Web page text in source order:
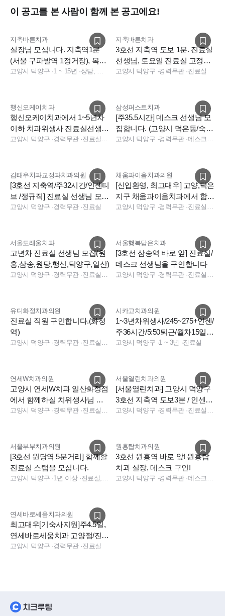
안녕하세요~
정성치과’입니다.
기존 장기근속하신 선생님께서 타지역으로 이사가시게되어 인
원충원하려고 합니다.
원하시는 근무조건이나 연봉은, 입사 시 충분히 협의 가능하
상 가능 합니다.
오래오래 같이 지내고 싶은 만큼, 그에 걸 맞는 대우를 해드리겠
습니다. ^^
-진료실 1
■복지
- 입사 첫해 연차 14일 보장해드립니다.(다음해 15일 지급)
- 진료외의 로딩을 최대한으로 줄이기위해 청소이모님,소독이
모님 동시근무를 시행하고있습니다.
- 4대보험 + 퇴직연금 가입 + 근로기준법상 연차보장(첫해부터
14일보장)
주실경우 오버타임 수당(분단위계산) 지급하고있습니다.
- 근무시 점심식비는 제공되며, 야간근무 주1회석식 제공 합니
다.
- 1년차시 청년내일채움공제 가능합니다.
- 직원휴게실만 원장실과 떨어져서 ^^ 따로 매우 넓게 구비되어
있고, 정수기,전자렌지,냉장고, 공기청정기 및 개인별 큰락
커 등 제공합니다. (간식비별도지원되서 같이 안에서 맛있는
거 시켜드세요~)
방이 따로설치되어있어, 휴게시간에 누워서 편히 쉬실 수 있습
니다.
- 차량 출퇴근시 주차 가능 (현재 같은 건물 지하B1에 주차하
고 4층으로 바로 출근가능합니다.)
한날을 같이 축하하고 오래오래 지원해드리고싶습니다. ^^
- 우수직원 포상 및 장기근속자 포상은 확실하게해드리겠습니
다.
- 본인 및 직계가족, 지인 진료비 팍팍 지원해드리니 부담없
- 전자차트(덴트웹사용)
이 공고를 본 사람이 함께 본 공고에요!
지축바른치과
실장님 모십니다. 지축역1분
(서울 구파발역 1정거장), 복지
비3000만(+인센)
고양시 덕양구 ·1 ~ 15년 · 상담, 실장, 보험청구, 데스크, 총괄실장
지축바른치과
3호선 지축역 도보 1분. 진료실
선생님, 토요일 진료실 고정알
바선생님 구인합니다.
고양시 덕양구 ·경력무관·진료실
행신오케이치과
행신오케이치과에서 1~5년차
이하 치과위생사 진료실선생님
을 모십니다~주5일 야간없
고양시 덕양구 ·경력무관· 진료실, 수술실, 소독실, 보험청구
삼성퍼스트치과
[주35.5시간] 데스크 선생님 모
집합니다. (고양시 덕은동/숙소
지원)
고양시 덕양구 ·경력무관· 데스크, 진료실
김태우치과교정과치과의원
[3호선 지축역/주32시간/인센티
브 /정규직] 진료실 선생님 모십
니다. [주4일도 가능]
고양시 덕양구 ·경력무관·진료실
채움과이음치과의원
[신입환영, 최고대우] 고양,덕은
지구 채움과이음치과에서 함께
하실 스텝,코디 추가모집합니
고양시 덕양구 ·경력무관· 진료실, 데스크, 진료실
서울도래울치과
고년차 진료실 선생님 모집(원
흥,삼송,원당,행신,덕양구,일산)
고양시 덕양구 ·경력무관· 진료실, 데스크
서울행복담은치과
[3호선 삼송역 바로 앞] 진료실/
데스크 선생님을 구인합니다
고양시 덕양구 ·경력무관· 진료실, 데스크, 보험청구
유디화정치과의원
진료실 직원 구인합니다.(화정
역)
고양시 덕양구 ·경력무관· 진료실, 진료실
시카고치과의원
1~3년차위생사/245~275+인센/
주36시간/5:50퇴근/월차15일로
모십니다.
고양시 덕양구 ·1 ~ 3년 ·진료실
연세W치과의원
고양시 연세W치과 일산화정점
에서 함께하실 치위생사님 모
십니다.(아르바이트환영)
고양시 덕양구 ·경력무관· 진료실, 진료실
서울열린치과의원
[서울열린치과] 고양시 덕양구
3호선 지축역 도보3분 / 인센티
브 제공.
고양시 덕양구 ·경력무관· 진료실, 진료팀장
서울부부치과의원
[3호선 원당역 5분거리] 함께할
진료실 스탭을 모십니다.
고양시 덕양구 ·1년 이상· 진료실, 데스크, 상담, 수술실, 진료실, 소독실, 상담, 데스크
원흥탑치과의원
3호선 원흥역 바로 앞! 원흥탑
치과 실장, 데스크 구인!
고양시 덕양구 ·경력무관· 데스크, 보험청구, 상담, 실장, 데스크, 진료실, 보험청구, 상담, 실장
연세바로세움치과의원
최고대우[기숙사지원]주4.5일,
연세바로세움치과 고양점/진료
실 스탭 선생님 모집
고양시 덕양구 ·경력무관·진료실